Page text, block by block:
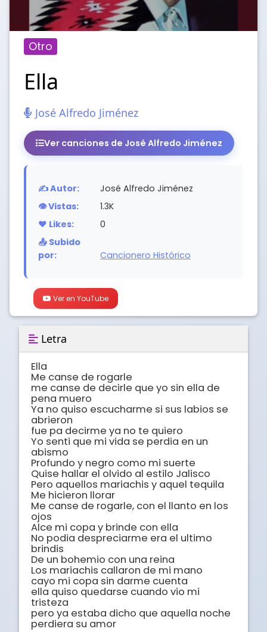
Otro
Ella
José Alfredo Jiménez
Ver canciones de José Alfredo Jiménez
✍️ Autor:
José Alfredo Jiménez
👁️ Vistas:
1.3K
❤️ Likes:
0
📤 Subido
por:
Cancionero Histórico
Ver en YouTube
Letra
Ella
Me canse de rogarle
me canse de decirle que yo sin ella de
pena muero
Ya no quiso escucharme si sus labios se
abrieron
fue pa decirme ya no te quiero
Yo senti que mi vida se perdia en un
abismo
Profundo y negro como mi suerte
Quise hallar el olvido al estilo Jalisco
Pero aquellos mariachis y aquel tequila
Me hicieron llorar
Me canse de rogarle, con el llanto en los
ojos
Alce mi copa y brinde con ella
No podia despreciarme era el ultimo
brindis
De un bohemio con una reina
Los mariachis callaron de mi mano
cayo mi copa sin darme cuenta
ella quiso quedarse cuando vio mi
tristeza
pero ya estaba dicho que aquella noche
perdiera su amor